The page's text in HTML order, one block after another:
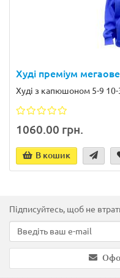
Худі преміум
Худі з капюшоном 5-9 10-
1060.00 грн.
В кошик
Підписуйтесь, щоб не